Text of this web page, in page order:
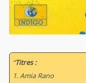
“Titres :
1. Amia Rano